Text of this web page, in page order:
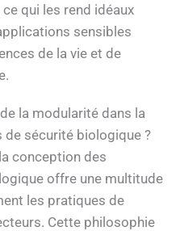
qui les rend idéaux
sensibles
de la vie et de
la modularité dans la
sécurité biologique ?
conception des
offre une multitude
les pratiques de
Cette philosophie